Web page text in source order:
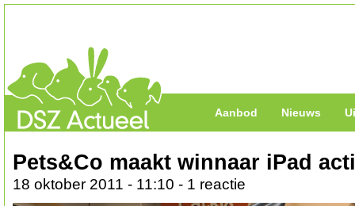
Aanbod Nieuws
Pets&Co maakt winnaar iPad
18 oktober 2011 - 11:10 - 1 reactie